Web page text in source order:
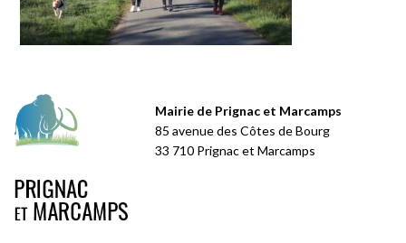
Mairie de Prignac et Marcamps
85 avenue des Côtes de Bourg
33 710 Prignac et Marcamps